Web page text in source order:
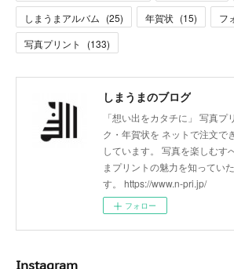
しまうまアルバム (25) 年賀状 (15) フ
写真プリント
(133)
しまうまのブログ
「想い出をカタチに」 写真プ
ク・年賀状を ネットで注文で
しています。 写真を楽しむす
まプリントの魅力を知ってい
す。 https://www.n-pri.jp/
フォロー
Instagram